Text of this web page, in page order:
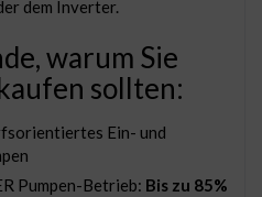
dem Inverter.
warum Sie
sollten:
Ein- und
Pumpen-Betrieb: Bis zu 85%